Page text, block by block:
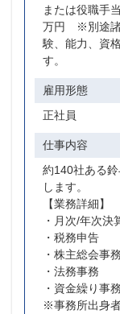
または役職手
万円 ※別途諸
験、能力、資
す。
雇用形態
正社員
仕事内容
約140社ある
します。
【業務詳細】
・月次/年次決
・税務申告
・株主総会事務
・法務事務
・資金繰り事
※事務所出身